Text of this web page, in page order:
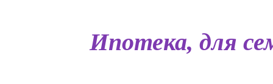
Ипотека, для